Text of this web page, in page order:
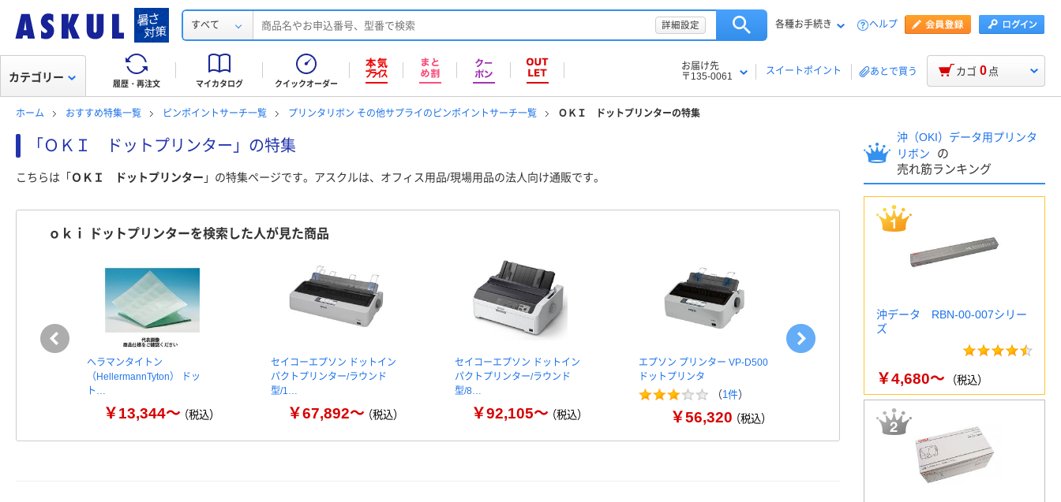
すべて 詳細設定 各種お手続き ヘルプ
履歴・再注文 マイカタログ クイックオーダー
お届け先
〒135-0061
スイートポイント あとで買う
カテゴリー カゴ 0 点
ホーム おすすめ特集一覧 ピンポイントサーチ一覧 プリンタリボン その他サプライのピンポイントサーチ一覧 ＯＫＩ ドットプリンターの特集
「ＯＫＩ ドットプリンター」の特集
こちらは「 ＯＫＩ ドットプリンター 」の特集ページです。アスクルは、オフィス用品/現場用品の法人向け通販です。
ｏｋｉ ドットプリンターを検索した人が見た商品
ヘラマンタイトン
（HellermannTyton） ドッ
ト…
￥13,344～（税込）
セイコーエプソン ドットイン
パクトプリンター/ラウンド
型/1…
￥67,892～（税込）
セイコーエプソン ドットイン
パクトプリンター/ラウンド
型/8…
￥92,105～（税込）
エプソン プリンター VP-D500
ドットプリンタ
（1件）
￥56,320（税込）
ドットプリンター FIT
￥125,950～（税込） ￥
沖（OKI）データ用プリンタ
リボン
の
売れ筋ランキング
沖データ RBN-00-007シリー
ズ
￥4,680～ （税込）